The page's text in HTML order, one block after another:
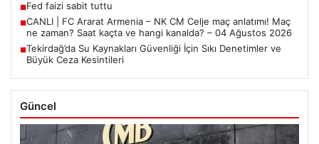
■Fed faizi sabit tuttu
■CANLI | FC Ararat Armenia – NK CM Celje maç anlatımı! Maç
ne zaman? Saat kaçta ve hangi kanalda? – 04 Ağustos 2026
■Tekirdağ’da Su Kaynakları Güvenliği İçin Sıkı Denetimler ve
Büyük Ceza Kesintileri
Güncel